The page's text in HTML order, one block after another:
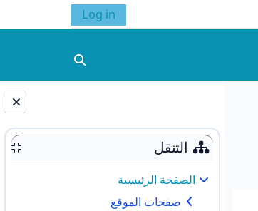
الكتلالتنقل
الصفحة الرئيسية
صفحات الموقع
Log in